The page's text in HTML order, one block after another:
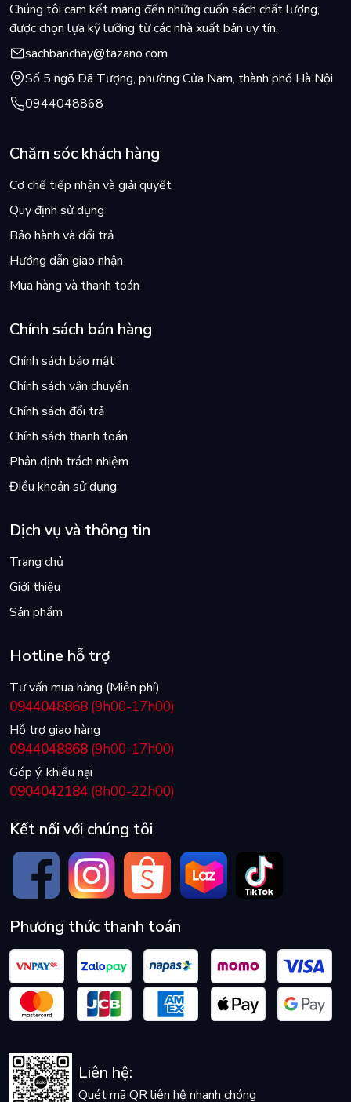
Chúng tôi cam kết mang đến những cuốn sách chất lượng,
được chọn lựa kỹ lưỡng từ các nhà xuất bản uy tín.
sachbanchay@tazano.com
Số 5 ngõ Dã Tượng, phường Cửa Nam, thành phố Hà Nội
0944048868
Chăm sóc khách hàng
Cơ chế tiếp nhận và giải quyết
Quy định sử dụng
Bảo hành và đổi trả
Hướng dẫn giao nhận
Mua hàng và thanh toán
Chính sách bán hàng
Chính sách bảo mật
Chính sách vận chuyển
Chính sách đổi trả
Chính sách thanh toán
Phân định trách nhiệm
Điều khoản sử dụng
Dịch vụ và thông tin
Trang chủ
Giới thiệu
Sản phẩm
Hotline hỗ trợ
Tư vấn mua hàng (Miễn phí)
0944048868 (9h00-17h00)
Hỗ trợ giao hàng
0944048868 (9h00-17h00)
Góp ý, khiếu nại
0904042184 (8h00-22h00)
Kết nối với chúng tôi
Phương thức thanh toán
Liên hệ:
Quét mã QR liên hệ nhanh chóng